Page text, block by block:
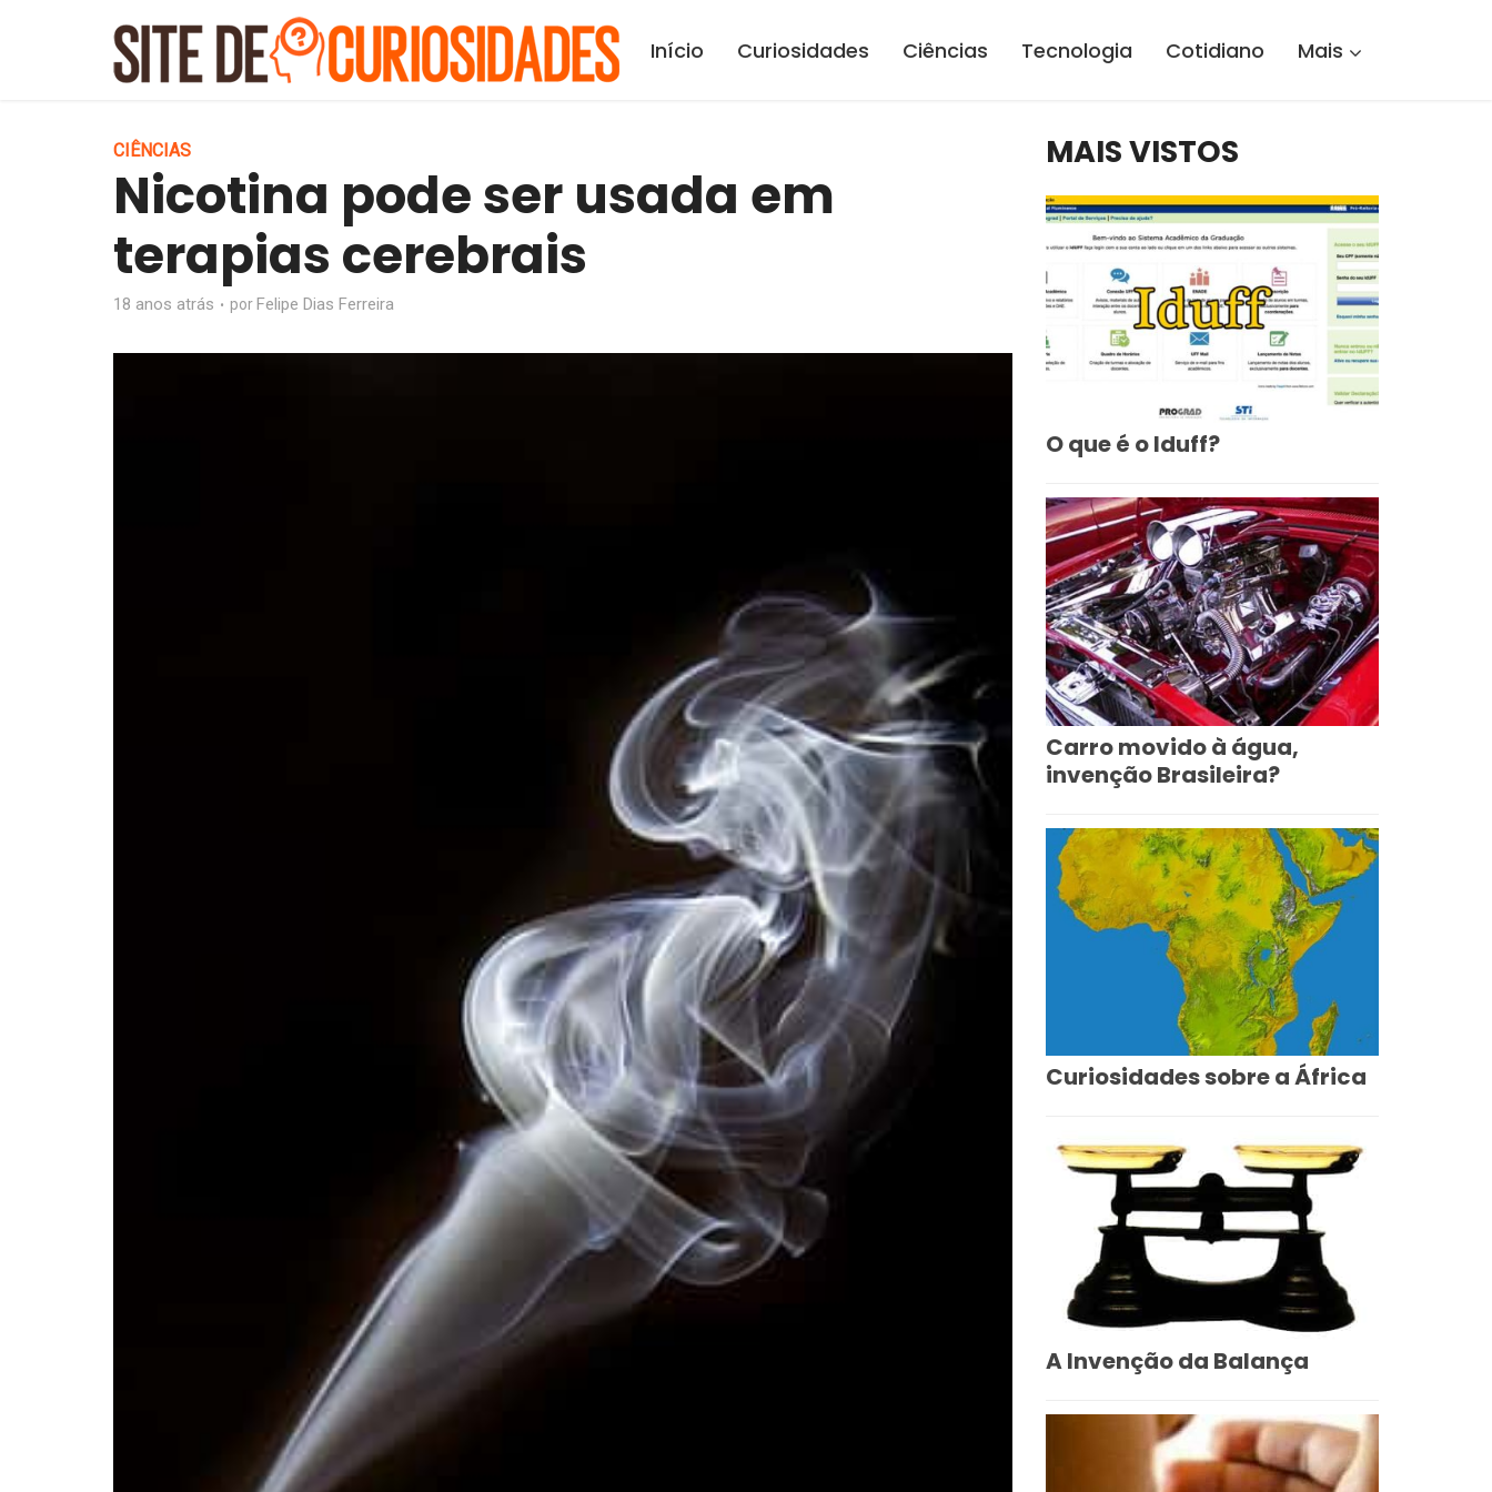
Início Curiosidades Ciências Tecnologia Cotidiano Mais
CIÊNCIAS
Nicotina pode ser usada em
terapias cerebrais
18 anos atrás porFelipe Dias Ferreira
MAIS VISTOS
O que é o Iduff?
Carro movido à água,
invenção Brasileira?
Curiosidades sobre a África
A Invenção da Balança